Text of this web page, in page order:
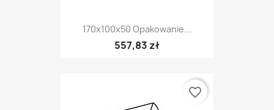
170x100x50 Opakowanie...
557,83 zł
favorite_border